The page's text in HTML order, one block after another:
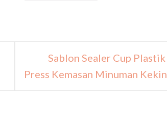
Sablon Sealer Cup
Press Kemasan Minuman